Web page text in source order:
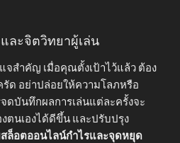
ละจิตวิทยาผู้เล่น
สำคัญ เมื่อคุณตั้งเป้าไว้แล้ว ต้อง
ด อย่าปล่อยให้ความโลภหรือ
ดบันทึกผลการเล่นแต่ละครั้งจะ
ตนเองได้ดีขึ้น และปรับปรุง
สล็อตออนไลน์กำไรและจุดหยุด